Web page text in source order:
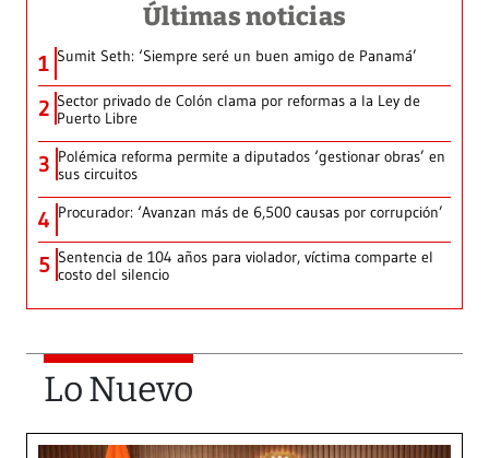
Últimas noticias
1 Sumit Seth: ‘Siempre seré un buen amigo de Panamá’
2 Sector privado de Colón clama por reformas a la Ley de
Puerto Libre
3 Polémica reforma permite a diputados ‘gestionar obras’ en
sus circuitos
4 Procurador: ‘Avanzan más de 6,500 causas por corrupción’
5 Sentencia de 104 años para violador, víctima comparte el
costo del silencio
Lo Nuevo